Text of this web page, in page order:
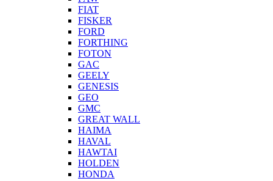
FIAT
FISKER
FORD
FORTHING
FOTON
GAC
GEELY
GENESIS
GEO
GMC
GREAT WALL
HAIMA
HAVAL
HAWTAI
HOLDEN
HONDA